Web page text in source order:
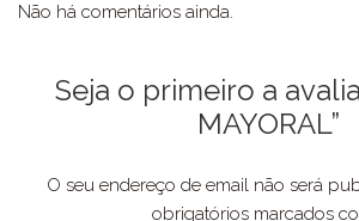
Não há comentários ainda.
Seja o primeiro a
MAYORAL”
O seu endereço de email não será
obrigatórios marcados